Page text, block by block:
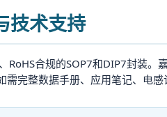
技术支持
RoHS合规的SOP7和DIP7封装
需完整数据手册、应用笔记、电